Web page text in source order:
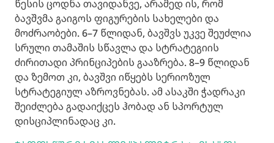
წესის ცოდნა თავიდანვე, არამედ ის, რომ
ბავშვმა გაიგოს ფიგურების სახელები და
მოძრაობები. 6–7 წლიდან, ბავშვს უკვე შეუძლია
სრული თამაშის სწავლა და სტრატეგიის
ძირითადი პრინციპების გააზრება. 8–9 წლიდან
და ზემოთ კი, ბავშვი იწყებს სერიოზულ
სტრატეგიულ აზროვნებას. ამ ასაკში ჭადრაკი
შეიძლება გადაიქცეს ჰობად ან სპორტულ
დისციპლინადაც კი.